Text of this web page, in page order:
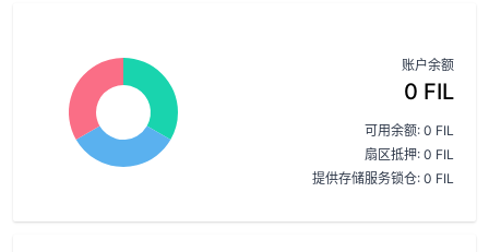
账户余额
0 FIL
可用余额: 0 FIL
扇区抵押: 0 FIL
提供存储服务锁仓: 0 FIL